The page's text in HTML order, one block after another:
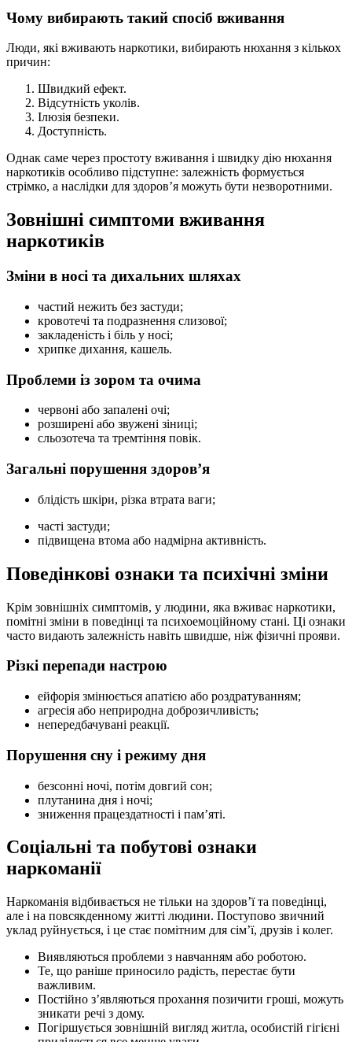
Чому вибирають такий спосіб вживання
Люди, які вживають наркотики, вибирають нюхання з кількох
причин:
Швидкий ефект.
Відсутність уколів.
Ілюзія безпеки.
Доступність.
Однак саме через простоту вживання і швидку дію нюхання
наркотиків особливо підступне: залежність формується
стрімко, а наслідки для здоров’я можуть бути незворотними.
Зовнішні симптоми вживання
наркотиків
Зміни в носі та дихальних шляхах
частий нежить без застуди;
кровотечі та подразнення слизової;
закладеність і біль у носі;
хрипке дихання, кашель.
Проблеми із зором та очима
червоні або запалені очі;
розширені або звужені зіниці;
сльозотеча та тремтіння повік.
Загальні порушення здоров’я
блідість шкіри, різка втрата ваги;
часті застуди;
підвищена втома або надмірна активність.
Поведінкові ознаки та психічні зміни
Крім зовнішніх симптомів, у людини, яка вживає наркотики,
помітні зміни в поведінці та психоемоційному стані. Ці ознаки
часто видають залежність навіть швидше, ніж фізичні прояви.
Різкі перепади настрою
ейфорія змінюється апатією або роздратуванням;
агресія або неприродна доброзичливість;
непередбачувані реакції.
Порушення сну і режиму дня
безсонні ночі, потім довгий сон;
плутанина дня і ночі;
зниження працездатності і пам’яті.
Соціальні та побутові ознаки
наркоманії
Наркоманія відбивається не тільки на здоров’ї та поведінці,
але і на повсякденному житті людини. Поступово звичний
уклад руйнується, і це стає помітним для сім’ї, друзів і колег.
Виявляються проблеми з навчанням або роботою.
Те, що раніше приносило радість, перестає бути
важливим.
Постійно з’являються прохання позичити гроші, можуть
зникати речі з дому.
Погіршується зовнішній вигляд житла, особистій гігієні